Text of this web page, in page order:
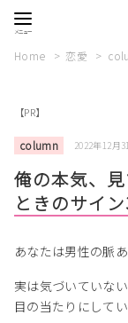
Home 恋愛
【PR】
column 2022年12月
俺の本気、
ときのサイ
あなたは男性の脈
実は気づいていな
目の当たりにして